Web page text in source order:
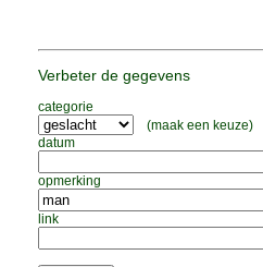
Verbeter de gegevens
categorie
(maak een keuze)
datum
opmerking
link